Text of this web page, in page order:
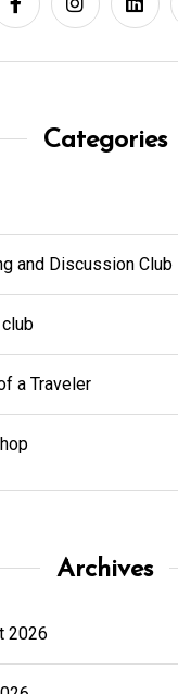
Categories
and Discussion Club
a Traveler
Archives
2026